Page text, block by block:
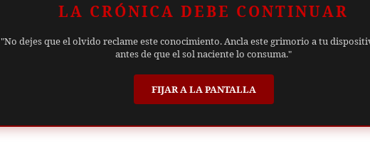
LA CRÓNICA DEBE CONTINUAR
"No dejes que el olvido reclame este conocimiento. Ancla este grimorio a tu
antes de que el sol naciente lo consuma."
FIJAR A LA PANTALLA